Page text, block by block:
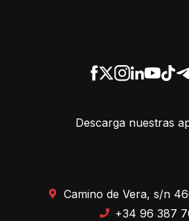
Descarga nuestras
Camino de Vera, s/n
+34 96 387